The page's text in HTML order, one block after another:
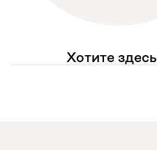
Хотите здесь